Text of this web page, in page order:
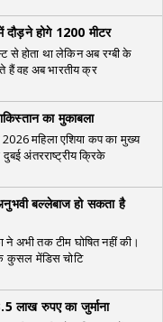
होगे 1200 मीटर
से होता था लेकिन अब रग्बी के
वह अब भारतीय क्र
का मुकाबला
महिला एशिया कप का मुख्य
अंतरराष्ट्रीय क्रिके
बल्लेबाज हो सकता है
अभी तक टीम घोषित नहीं की।
कुसल मेंडिस चोटि
लाख रुपए का जुर्माना